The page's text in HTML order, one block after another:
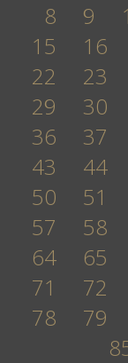
8
9
15
16
22
23
29
30
36
37
43
44
50
51
57
58
64
65
71
72
78
79